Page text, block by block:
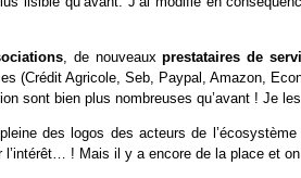
, de nouveauxprestataires de
(Crédit Agricole, Seb, Paypal, Amazon,
sont bien plus nombreuses qu’avant ! Je
pleine des logos des acteurs de
l’intérêt… ! Mais il y a encore de la place et